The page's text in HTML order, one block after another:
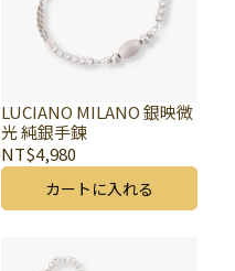
LUCIANO MILANO 銀映微
光 純銀手鍊
NT$4,980
カートに入れる